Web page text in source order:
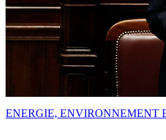
ENERGIE, ENVIRONNEMENT